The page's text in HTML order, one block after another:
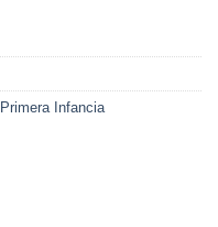
Primera Infancia